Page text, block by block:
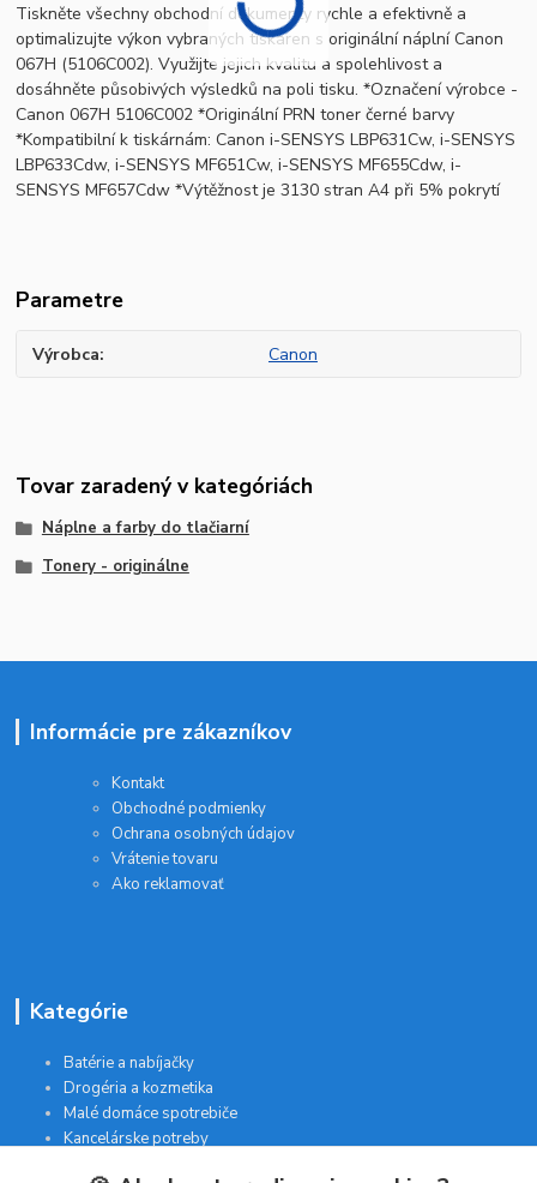
Tiskněte všechny obchodní dokumenty rychle a efektivně a
optimalizujte výkon vybraných tiskáren s originální náplní Canon
067H (5106C002). Využijte jejich kvalitu a spolehlivost a
dosáhněte působivých výsledků na poli tisku. *Označení výrobce -
Canon 067H 5106C002 *Originální PRN toner černé barvy
*Kompatibilní k tiskárnám: Canon i-SENSYS LBP631Cw, i-SENSYS
LBP633Cdw, i-SENSYS MF651Cw, i-SENSYS MF655Cdw, i-
SENSYS MF657Cdw *Výtěžnost je 3130 stran A4 při 5% pokrytí
Parametre
Výrobca Canon
Tovar zaradený v kategóriách
Náplne a farby do tlačiarní
Tonery - originálne
Informácie pre zákazníkov
Kontakt
Obchodné podmienky
Ochrana osobných údajov
Vrátenie tovaru
Ako reklamovať
Kategórie
Batérie a nabíjačky
Drogéria a kozmetika
Malé domáce spotrebiče
Kancelárske potreby